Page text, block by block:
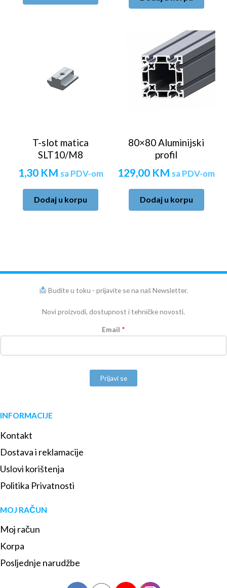
T-slot matica
SLT10/M8
1,30 KM sa PDV-om
Dodaj u korpu
80×80 Aluminijski
profil
129,00 KM sa PDV-om
Dodaj u korpu
Budite u toku - prijavite se na naš Newsletter.
Novi proizvodi, dostupnost i tehničke novosti.
Email *
Prijavi se
INFORMACIJE
Kontakt
Dostava i reklamacije
Uslovi korištenja
Politika Privatnosti
MOJ RAČUN
Moj račun
Korpa
Posljednje narudžbe